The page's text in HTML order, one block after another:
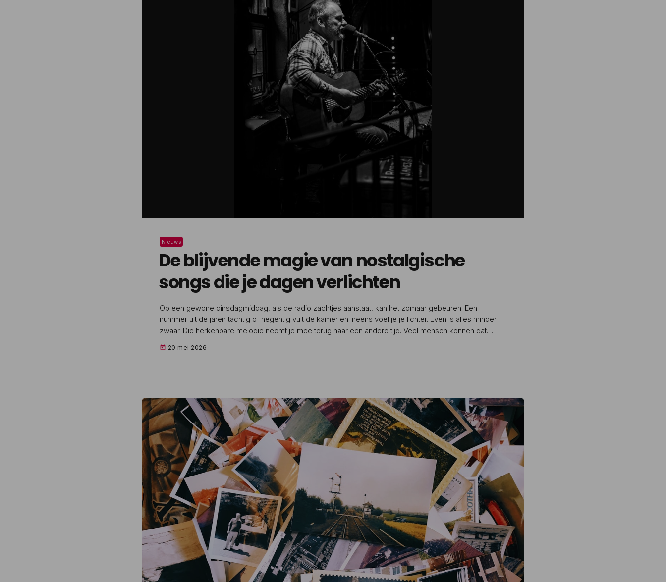
Nieuws
De blijvende magie van nostalgische
songs die je dagen verlichten
Op een gewone dinsdagmiddag, als de radio zachtjes aanstaat, kan het zomaar gebeuren. Een
nummer uit de jaren tachtig of negentig vult de kamer en ineens voel je je lichter. Even is alles minder
zwaar. Die herkenbare melodie neemt je mee terug naar een andere tijd. Veel mensen kennen dat
dag, maar zorgen ook […]
today 20 mei 2026